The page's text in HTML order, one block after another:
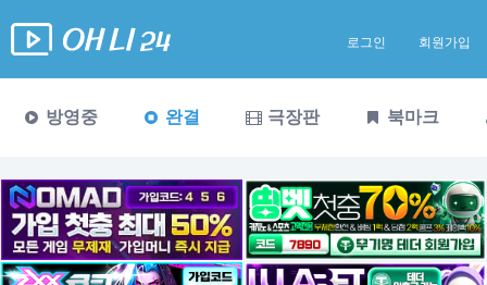
로그인 회원가입
방영중 완결 극장판 북마크